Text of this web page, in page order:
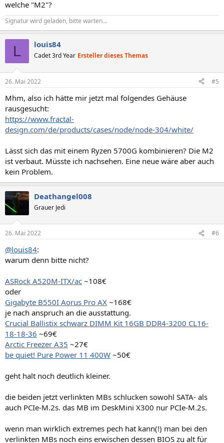
welche "M2"?
Signatur wird geladen, bitte warten...
L louis84
Cadet 3rd Year Ersteller dieses Themas
26. Mai 2022 #5
Mhm, also ich hätte mir jetzt mal folgendes Gehäuse
rausgesucht:
https://www.fractal-
design.com/de/products/cases/node/node-304/white/
Lässt sich das mit einem Ryzen 5700G kombinieren? Die M2
ist verbaut. Müsste ich nachsehen. Eine neue wäre aber auch
kein Problem.
Deathangel008
Grauer Jedi
26. Mai 2022 #6
@louis84:
warum denn bitte nicht?
ASRock A520M-ITX/ac ~108€
oder
Gigabyte B550I Aorus Pro AX ~168€
je nach anspruch an die ausstattung.
Crucial Ballistix schwarz DIMM Kit 16GB DDR4-3200 CL16-
18-18-36 ~69€
Arctic Freezer A35 ~27€
be quiet! Pure Power 11 400W ~50€
geht halt noch deutlich kleiner.
die beiden jetzt verlinkten MBs schlucken sowohl SATA- als
auch PCIe-M.2s. das MB im DeskMini X300 nur PCIe-M.2s.
wenn man wirklich extremes pech hat kann(!) man bei den
verlinkten MBs noch eins erwischen dessen BIOS zu alt für